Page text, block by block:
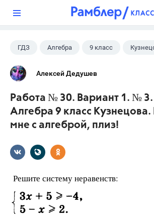
ГДЗ Алгебра 9 класс
Алексей Дедушев
Работа № 30. Вариант 1. №
Алгебра 9 класс
мне с алгеброй, плиз!
Решите систему неравенств: